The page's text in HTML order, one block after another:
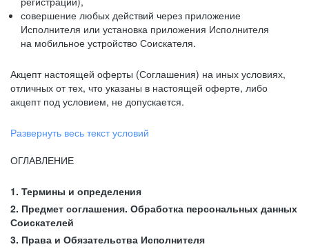
совершение любых действий через приложение
Исполнителя или установка приложения Исполнителя
на мобильное устройство Соискателя.
Акцепт настоящей оферты (Соглашения) на иных условиях,
отличных от тех, что указаны в настоящей оферте, либо
акцепт под условием, не допускается.
Развернуть весь текст условий
ОГЛАВЛЕНИЕ
1. Термины и определения
2. Предмет соглашения. Обработка персональных данных
Соискателей
3. Права и Обязательства Исполнителя